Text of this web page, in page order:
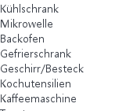
Kühlschrank
Mikrowelle
Backofen
Gefrierschrank
Geschirr/Besteck
Kochutensilien
Kaffeemaschine